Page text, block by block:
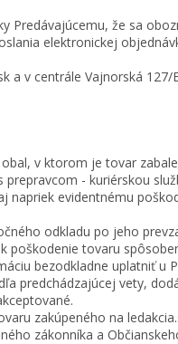
že sa
elektronickej
v centrále Vajnorská 127/
v ktorom je tovar
- kuriérskou
napriek evidentnému
odkladu po jeho
tovaru
bezodkladne uplatniť u
predchádzajúcej vety,
zakúpeného na
zákonníka a